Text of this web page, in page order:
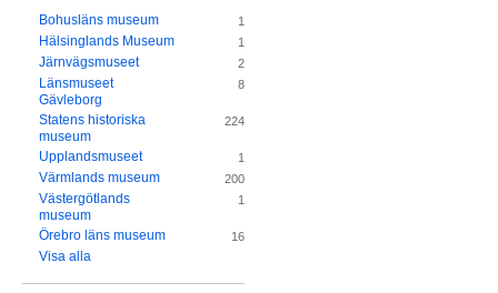
Bohusläns museum 1
Hälsinglands Museum 1
Järnvägsmuseet 2
Länsmuseet
Gävleborg
8
Statens historiska
museum
224
Upplandsmuseet 1
Värmlands museum 200
Västergötlands
museum
1
Örebro läns museum 16
Visa alla